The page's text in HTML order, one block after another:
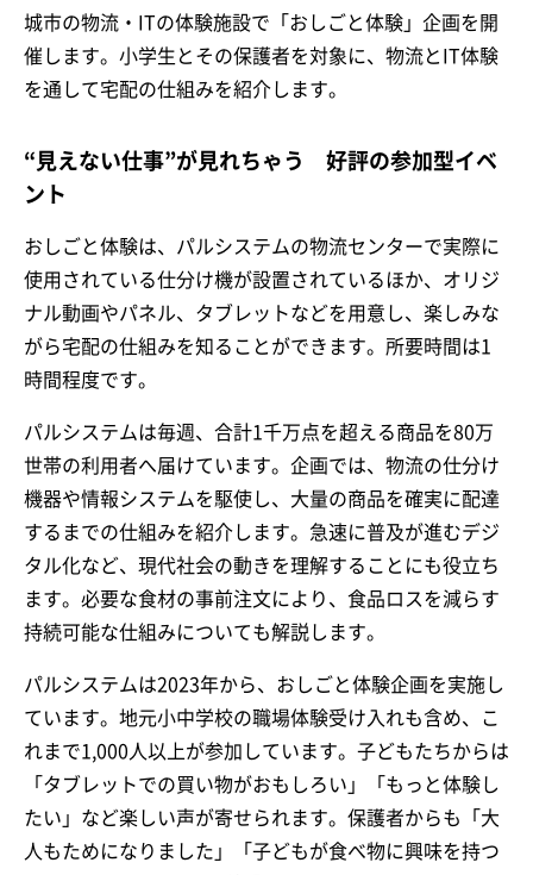
城市の物流・ITの体験施設で「おしごと体験」企画を開
催します。小学生とその保護者を対象に、物流とIT体験
を通して宅配の仕組みを紹介します。
“見えない仕事”が見れちゃう 好評の参加型イベ
ント
おしごと体験は、パルシステムの物流センターで実際に
使用されている仕分け機が設置されているほか、オリジ
ナル動画やパネル、タブレットなどを用意し、楽しみな
がら宅配の仕組みを知ることができます。所要時間は1
時間程度です。
パルシステムは毎週、合計1千万点を超える商品を80万
世帯の利用者へ届けています。企画では、物流の仕分け
機器や情報システムを駆使し、大量の商品を確実に配達
するまでの仕組みを紹介します。急速に普及が進むデジ
タル化など、現代社会の動きを理解することにも役立ち
ます。必要な食材の事前注文により、食品ロスを減らす
持続可能な仕組みについても解説します。
パルシステムは2023年から、おしごと体験企画を実施し
ています。地元小中学校の職場体験受け入れも含め、こ
れまで1,000人以上が参加しています。子どもたちからは
「タブレットでの買い物がおもしろい」「もっと体験し
たい」など楽しい声が寄せられます。保護者からも「大
人もためになりました」「子どもが食べ物に興味を持つ